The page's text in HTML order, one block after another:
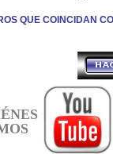
QUE COINCIDAN